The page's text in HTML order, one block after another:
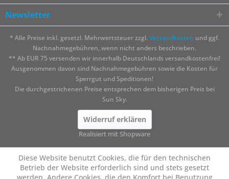
Newsletter
* Alle Preise inkl. gesetzl. Mehrwertsteuer zzgl. Versandkosten und ggf.
Nachnahmegebühren, wenn nicht anders beschrieben.
** Ab EUR 75 versenden wir innerhalb Deutschlands versandkostenfrei!
Ausgenommen davon sind Nachnahmegebühren sowie die Kosten für
Sperrgut und Speditionen!
Die durchgestrichenen Preise entsprechen dem bisherigen Preis bei
Sun Sky.
Widerruf erklären
Realisiert mit Shopware
Diese Website benutzt Cookies, die für den technischen
Betrieb der Website erforderlich sind und stets gesetzt